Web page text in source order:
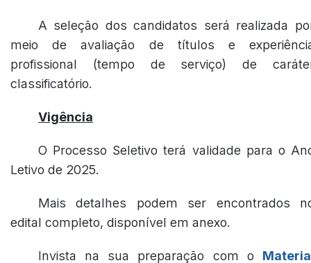
A seleção dos candidatos será realizada
meio de avaliação de títulos e
profissional (tempo de serviço) de
classificatório.
Vigência
O Processo Seletivo terá validade para o
Letivo de 2025.
Mais detalhes podem ser encontrados
edital completo, disponível em anexo.
Invista na sua preparação com o